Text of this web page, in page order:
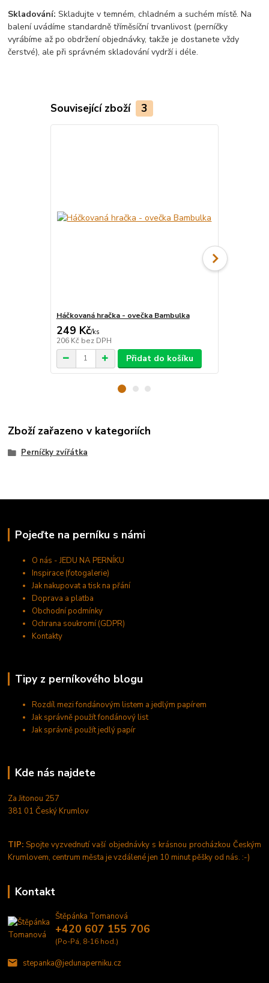
Skladování: Skladujte v temném, chladném a suchém místě. Na
balení uvádíme standardně tříměsíční trvanlivost (perníčky
vyrábíme až po obdržení objednávky, takže je dostanete vždy
čerstvé), ale při správném skladování vydrží i déle.
Související zboží 3
Háčkovaná hračka - ovečka Bambulka
249 Kč/ks
206 Kč bez DPH
Přidat do košíku
Zboží zařazeno v kategoriích
Perníčky zvířátka
Pojeďte na perníku s námi
O nás - JEDU NA PERNÍKU
Inspirace (fotogalerie)
Jak nakupovat a tisk na přání
Doprava a platba
Obchodní podmínky
Ochrana soukromí (GDPR)
Kontakty
Tipy z perníkového blogu
Rozdíl mezi fondánovým listem a jedlým papírem
Jak správně použít fondánový list
Jak správně použít jedlý papír
Kde nás najdete
Za Jitonou 257
381 01 Český Krumlov
TIP: Spojte vyzvednutí vaší objednávky s krásnou procházkou Českým
Krumlovem, centrum města je vzdálené jen 10 minut pěšky od nás. :-)
Kontakt
Štěpánka Tomanová
+420 607 155 706
(Po-Pá, 8-16 hod.)
stepanka@jedunaperniku.cz